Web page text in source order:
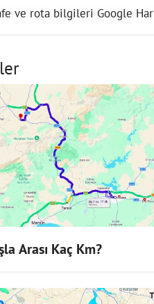
ve rota bilgileri Google
Arası Kaç Km?